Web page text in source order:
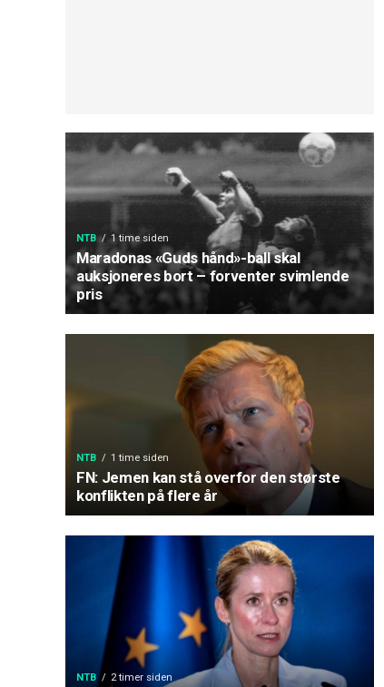
NTB 1 time siden
Maradonas «Guds hånd»-ball skal
auksjoneres bort – forventer svimlende
pris
NTB 1 time siden
FN: Jemen kan stå overfor den største
konflikten på flere år
NTB 2 timer siden